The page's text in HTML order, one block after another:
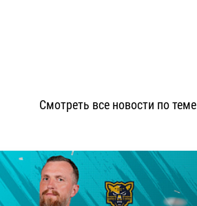
Смотреть все новости по теме